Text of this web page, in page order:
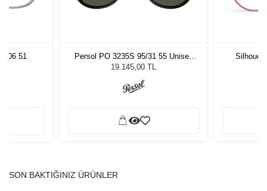
51
Persol PO 3235S 95/31 55 Unisex
Güneş Gözlüğü
19.145,00 TL
SON BAKTIĞINIZ ÜRÜNLER